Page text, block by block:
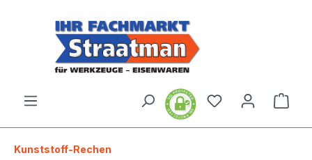
Kunststoff-Rechen